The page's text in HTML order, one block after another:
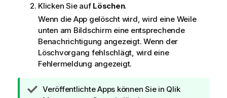
i
s
Klicken Sie auf Löschen.
Wenn die App gelöscht wird, wird eine Weile
unten am Bildschirm eine entsprechende
Benachrichtigung angezeigt. Wenn der
Löschvorgang fehlschlägt, wird eine
Fehlermeldung angezeigt.
T
Veröffentlichte Apps können Sie in Qlik